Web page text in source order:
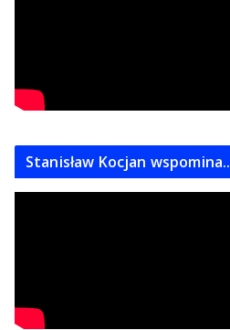
Stanisław Kocjan wspomina..